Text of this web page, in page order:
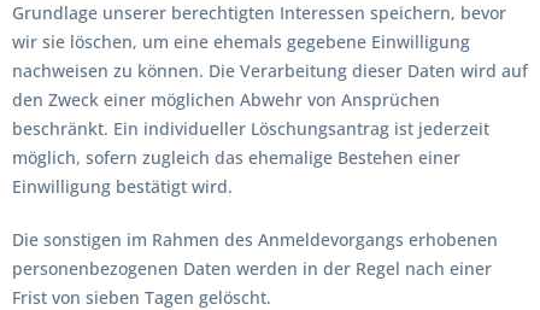
Grundlage unserer berechtigten Interessen speichern, bevor
wir sie löschen, um eine ehemals gegebene Einwilligung
nachweisen zu können. Die Verarbeitung dieser Daten wird auf
den Zweck einer möglichen Abwehr von Ansprüchen
beschränkt. Ein individueller Löschungsantrag ist jederzeit
möglich, sofern zugleich das ehemalige Bestehen einer
Einwilligung bestätigt wird.
Die sonstigen im Rahmen des Anmeldevorgangs erhobenen
personenbezogenen Daten werden in der Regel nach einer
Frist von sieben Tagen gelöscht.